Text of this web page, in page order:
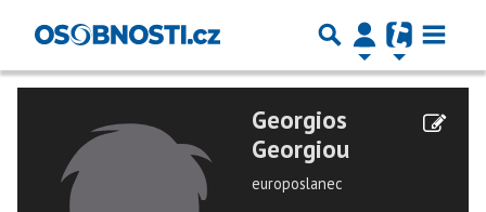
Georgios
Georgiou
europoslanec